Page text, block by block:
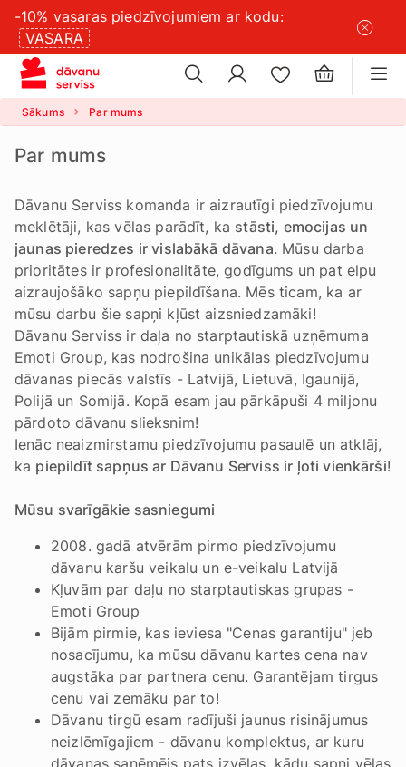
-10% vasaras piedzīvojumiem ar kodu:
VASARA
×
Sākums Par mums
Par mums
Dāvanu Serviss komanda ir aizrautīgi piedzīvojumu
meklētāji, kas vēlas parādīt, ka stāsti, emocijas un
jaunas pieredzes ir vislabākā dāvana. Mūsu darba
prioritātes ir profesionalitāte, godīgums un pat elpu
aizraujošāko sapņu piepildīšana. Mēs ticam, ka ar
mūsu darbu šie sapņi kļūst aizsniedzamāki!
Dāvanu Serviss ir daļa no starptautiskā uzņēmuma
Emoti Group, kas nodrošina unikālas piedzīvojumu
dāvanas piecās valstīs - Latvijā, Lietuvā, Igaunijā,
Polijā un Somijā. Kopā esam jau pārkāpuši 4 miljonu
pārdoto dāvanu slieksnim!
Ienāc neaizmirstamu piedzīvojumu pasaulē un atklāj,
ka piepildīt sapņus ar Dāvanu Serviss ir ļoti vienkārši!
Mūsu svarīgākie sasniegumi
2008. gadā atvērām pirmo piedzīvojumu
dāvanu karšu veikalu un e-veikalu Latvijā
Kļuvām par daļu no starptautiskas grupas -
Emoti Group
Bijām pirmie, kas ieviesa "Cenas garantiju" jeb
nosacījumu, ka mūsu dāvanu kartes cena nav
augstāka par partnera cenu. Garantējam tirgus
cenu vai zemāku par to!
Dāvanu tirgū esam radījuši jaunus risinājumus
neizlēmīgajiem - dāvanu komplektus, ar kuru
dāvanas saņēmējs pats izvēlas, kādu sapni vēlas
iestatījumus
×